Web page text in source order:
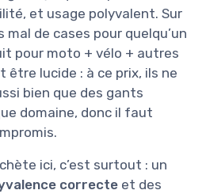
et usage polyvalent. Sur
mal de cases pour quelqu’un
pour moto + vélo + autres
lucide : à ce prix, ils ne
bien que des gants
domaine, donc il faut
ici, c’est surtout : un
correcte et des